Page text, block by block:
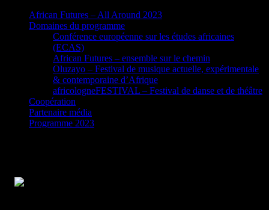
African Futures – All Around 2023
Domaines du programme
Conférence européenne sur les études africaines
(ECAS)
African Futures – ensemble sur le chemin
Oluzayo – Festival de musique actuelle, expérimentale
& contemporaine d’Afrique
africologneFESTIVAL – Festival de danse et de théâtre
Coopération
Partenaire média
Programme 2023